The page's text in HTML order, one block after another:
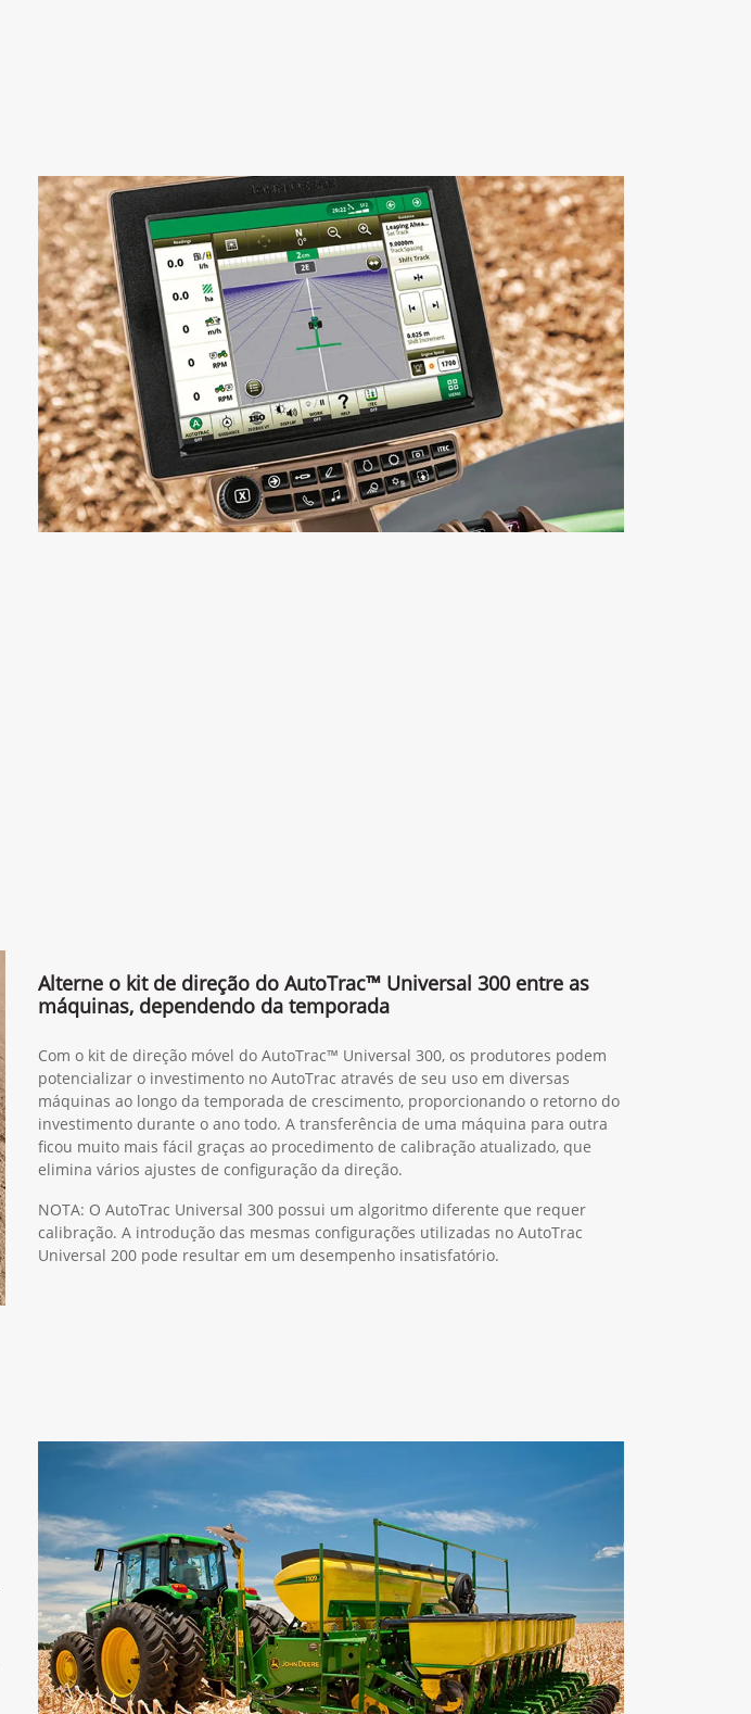
Alterne o kit de direção do AutoTrac™ Universal 300 entre as
máquinas, dependendo da temporada
Com o kit de direção móvel do AutoTrac™ Universal 300, os produtores podem
potencializar o investimento no AutoTrac através de seu uso em diversas
máquinas ao longo da temporada de crescimento, proporcionando o retorno do
investimento durante o ano todo. A transferência de uma máquina para outra
ficou muito mais fácil graças ao procedimento de calibração atualizado, que
elimina vários ajustes de configuração da direção.
NOTA: O AutoTrac Universal 300 possui um algoritmo diferente que requer
calibração. A introdução das mesmas configurações utilizadas no AutoTrac
Universal 200 pode resultar em um desempenho insatisfatório.